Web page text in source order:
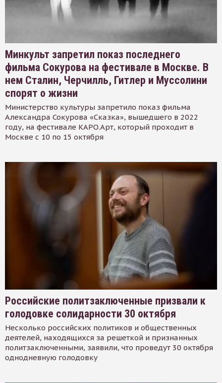
Минкульт запретил показ последнего
фильма Сокурова на фестивале в Москве. В
нем Сталин, Черчилль, Гитлер и Муссолини
спорят о жизни
Министерство культуры запретило показ фильма
Александра Сокурова «Сказка», вышедшего в 2022
году, на фестивале КАРО.Арт, который проходит в
Москве с 10 по 15 октября
Российские политзаключенные призвали к
голодовке солидарности 30 октября
Несколько российских политиков и общественных
деятелей, находящихся за решеткой и признанных
политзаключенными, заявили, что проведут 30 октября
однодневную голодовку